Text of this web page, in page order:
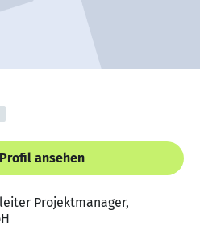
ansehen
Projektmanager,